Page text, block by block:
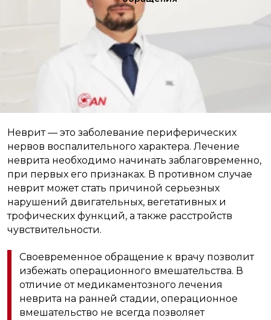
Неврит — это заболевание периферических
нервов воспалительного характера. Лечение
неврита необходимо начинать заблаговременно,
при первых его признаках. В противном случае
неврит может стать причиной серьезных
нарушений двигательных, вегетативных и
трофических функций, а также расстройств
чувствительности.
Своевременное обращение к врачу позволит
избежать операционного вмешательства. В
отличие от медикаментозного лечения
неврита на ранней стадии, операционное
вмешательство не всегда позволяет